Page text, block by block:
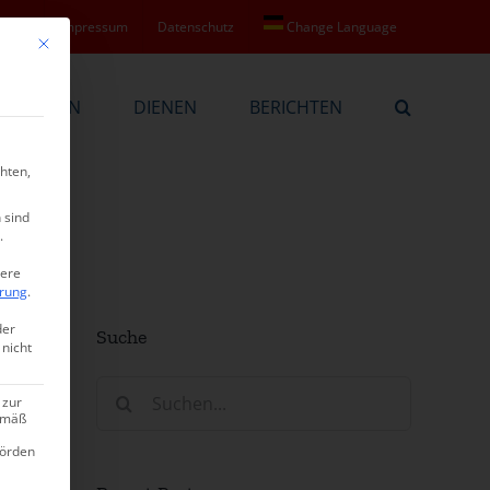
Impressum Datenschutz Change Language
DIENEN BERICHTEN
Suche
Mit diesem Button wird der Dialog geschlossen. Seine Funktionalität ist
sind
.